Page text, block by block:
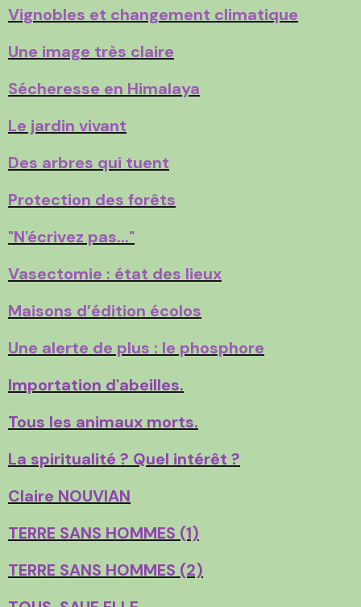
Vignobles et changement climatique
Une image très claire
Sécheresse en Himalaya
Le jardin vivant
Des arbres qui tuent
Protection des forêts
"N'écrivez pas..."
Vasectomie : état des lieux
Maisons d’édition écolos
Une alerte de plus : le phosphore
Importation d'abeilles.
Tous les animaux morts.
La spiritualité ? Quel intérêt ?
Claire NOUVIAN
TERRE SANS HOMMES (1)
TERRE SANS HOMMES (2)